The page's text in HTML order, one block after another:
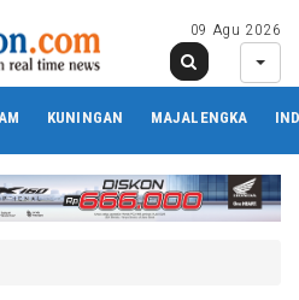
09 Agu 2026
KUNINGAN MAJALENGKA